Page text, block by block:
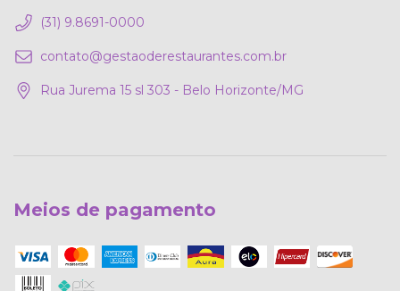
(31) 9.8691-0000
contato@gestaoderestaurantes.com.br
Rua Jurema 15 sl 303 - Belo Horizonte/MG
Meios de pagamento